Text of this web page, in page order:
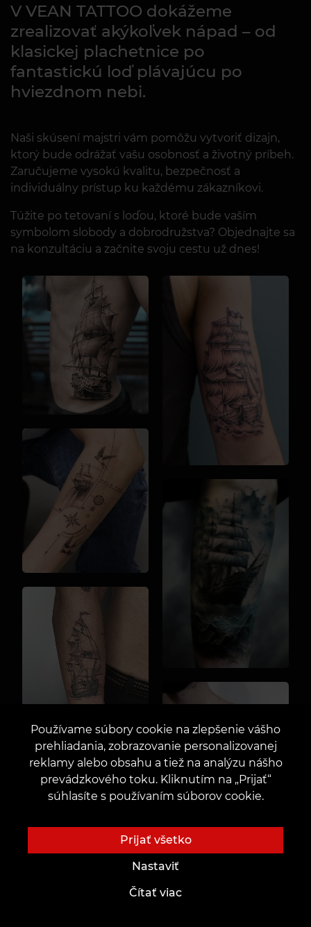
V VEAN TATTOO dokážeme
zrealizovať akýkoľvek nápad – od
klasickej plachetnice po
fantastickú loď plávajúcu po
hviezdnom nebi.
Naši skúsení majstri vám pomôžu vytvoriť dizajn,
ktorý bude odrážať vašu osobnosť a životný príbeh.
Zaručujeme vysokú kvalitu, bezpečnosť a
individuálny prístup ku každému zákazníkovi.
Túžite po tetovaní s loďou, ktoré bude vaším
symbolom slobody a dobrodružstva? Objednajte sa
na konzultáciu a začnite svoju cestu už dnes!
Používame súbory cookie na zlepšenie vášho
prehliadania, zobrazovanie personalizovanej
reklamy alebo obsahu a tiež na analýzu nášho
prevádzkového toku. Kliknutím na „Prijať“
súhlasíte s používaním súborov cookie.
Prijať všetko
Nastaviť
Čítať viac